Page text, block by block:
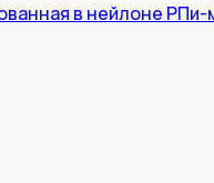
в нейлоне